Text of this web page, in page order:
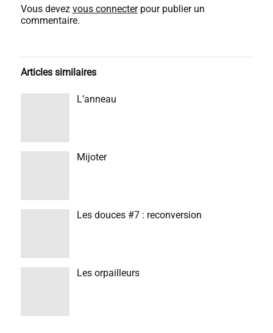
Vous devez vous connecterpour publier un
commentaire.
Articles similaires
L’anneau
Mijoter
Les douces #7 : reconversion
Les orpailleurs